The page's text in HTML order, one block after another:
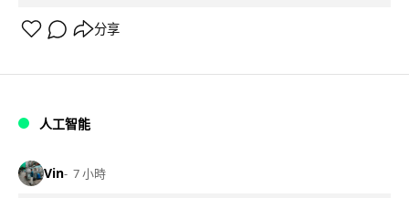
分享
人工智能
Vin 7 小時